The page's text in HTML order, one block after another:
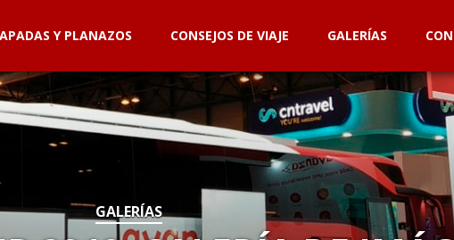
Y PLANAZOS CONSEJOS DE VIAJE GALERÍAS
GALERÍAS